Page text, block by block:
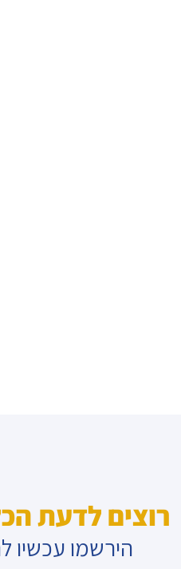
רוצים לדעת
הירשמו עכשיו